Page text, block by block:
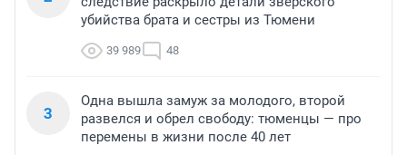
убийства брата и сестры из Тюмени
39 989 48
3
Одна вышла замуж за молодого, второй
развелся и обрел свободу: тюменцы — про
перемены в жизни после 40 лет